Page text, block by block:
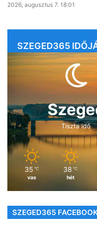
2026, augusztus 7. 18:01
SZEGED365
Tiszta idő
35 ℃
vas
38 ℃
hét
SZEGED365